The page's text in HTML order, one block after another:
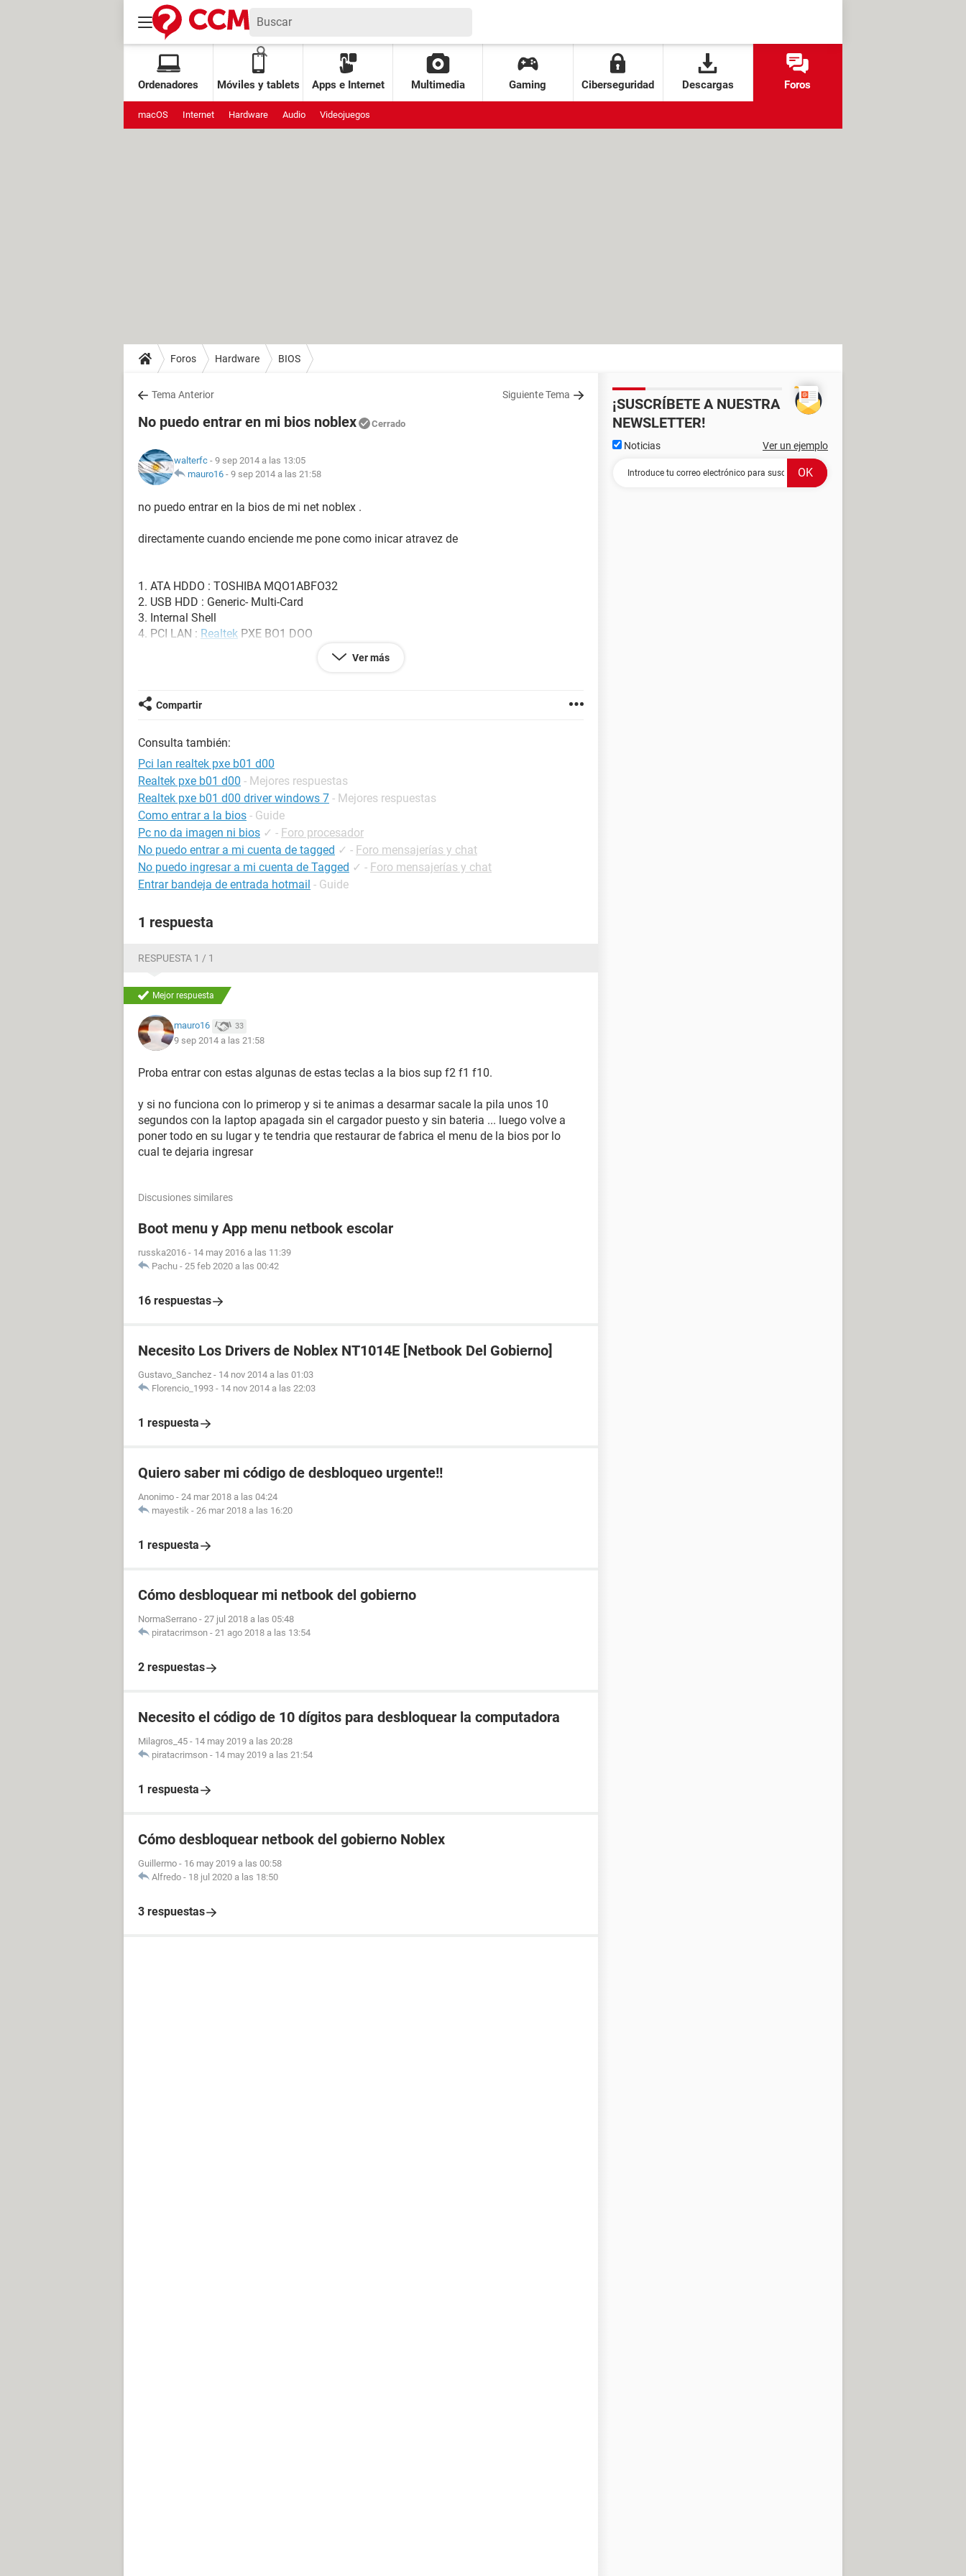
Ordenadores Móviles y tablets Apps e Internet Multimedia Gaming Ciberseguridad Descargas Foros
macOS Internet Hardware Audio Videojuegos
Foros Hardware BIOS
Tema Anterior Siguiente Tema
No puedo entrar en mi bios noblex Cerrado
walterfc - 9 sep 2014 a las 13:05
mauro16 - 9 sep 2014 a las 21:58
no puedo entrar en la bios de mi net noblex .
directamente cuando enciende me pone como inicar atravez de
1. ATA HDDO : TOSHIBA MQO1ABFO32
2. USB HDD : Generic- Multi-Card
3. Internal Shell
4. PCI LAN : Realtek PXE BO1 DOO
si alguien puede ayudarme se lo agradeseria
Ver más
Compartir
Consulta también:
Pci lan realtek pxe b01 d00
Realtek pxe b01 d00 - Mejores respuestas
Realtek pxe b01 d00 driver windows 7 - Mejores respuestas
Como entrar a la bios - Guide
Pc no da imagen ni bios ✓ - Foro procesador
No puedo entrar a mi cuenta de tagged ✓ - Foro mensajerías y chat
No puedo ingresar a mi cuenta de Tagged ✓ - Foro mensajerías y chat
Entrar bandeja de entrada hotmail - Guide
1 respuesta
RESPUESTA 1 / 1
Mejor respuesta
mauro16 33
9 sep 2014 a las 21:58
Proba entrar con estas algunas de estas teclas a la bios sup f2 f1 f10.
y si no funciona con lo primerop y si te animas a desarmar sacale la pila unos 10
segundos con la laptop apagada sin el cargador puesto y sin bateria ... luego volve a
poner todo en su lugar y te tendria que restaurar de fabrica el menu de la bios por lo
cual te dejaria ingresar
Discusiones similares
Boot menu y App menu netbook escolar
russka2016 - 14 may 2016 a las 11:39
Pachu - 25 feb 2020 a las 00:42
16 respuestas
Necesito Los Drivers de Noblex NT1014E [Netbook Del Gobierno]
Gustavo_Sanchez - 14 nov 2014 a las 01:03
Florencio_1993 - 14 nov 2014 a las 22:03
1 respuesta
Quiero saber mi código de desbloqueo urgente!!
Anonimo - 24 mar 2018 a las 04:24
mayestik - 26 mar 2018 a las 16:20
1 respuesta
Cómo desbloquear mi netbook del gobierno
NormaSerrano - 27 jul 2018 a las 05:48
piratacrimson - 21 ago 2018 a las 13:54
2 respuestas
Necesito el código de 10 dígitos para desbloquear la computadora
Milagros_45 - 14 may 2019 a las 20:28
piratacrimson - 14 may 2019 a las 21:54
1 respuesta
Cómo desbloquear netbook del gobierno Noblex
Guillermo - 16 may 2019 a las 00:58
Alfredo - 18 jul 2020 a las 18:50
3 respuestas
¡SUSCRÍBETE A NUESTRA
NEWSLETTER!
Noticias Ver un ejemplo